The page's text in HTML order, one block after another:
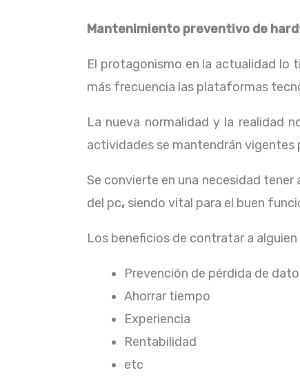
Mantenimiento preventivo de
El protagonismo en la actualidad lo
más frecuencia las plataformas
La nueva normalidad y la realidad
actividades se mantendrán
Se convierte en una necesidad tener
del pc, siendo vital para el buen
Los beneficios de contratar a
Prevención de pérdida de
Ahorrar tiempo
Experiencia
Rentabilidad
etc